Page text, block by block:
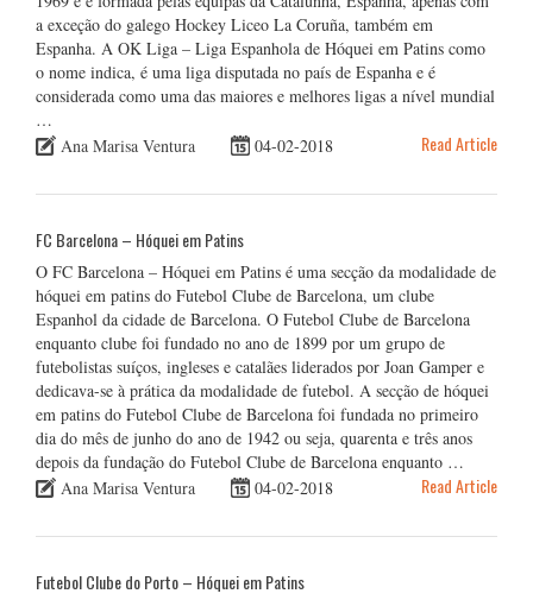
a exceção do galego Hockey Liceo La Coruña, também em
Espanha. A OK Liga – Liga Espanhola de Hóquei em Patins como
o nome indica, é uma liga disputada no país de Espanha e é
considerada como uma das maiores e melhores ligas a nível mundial
…
Ana Marisa Ventura
04-02-2018 Read Article
FC Barcelona – Hóquei em Patins
O FC Barcelona – Hóquei em Patins é uma secção da modalidade de
hóquei em patins do Futebol Clube de Barcelona, um clube
Espanhol da cidade de Barcelona. O Futebol Clube de Barcelona
enquanto clube foi fundado no ano de 1899 por um grupo de
futebolistas suíços, ingleses e catalães liderados por Joan Gamper e
dedicava-se à prática da modalidade de futebol. A secção de hóquei
em patins do Futebol Clube de Barcelona foi fundada no primeiro
dia do mês de junho do ano de 1942 ou seja, quarenta e três anos
depois da fundação do Futebol Clube de Barcelona enquanto …
Ana Marisa Ventura
04-02-2018 Read Article
Futebol Clube do Porto – Hóquei em Patins